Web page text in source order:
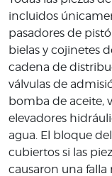
incluidos
pasadores de
bielas y cojinetes
cadena de
válvulas de
bomba de aceite,
elevadores
agua. El bloque
cubiertos si las
causaron una